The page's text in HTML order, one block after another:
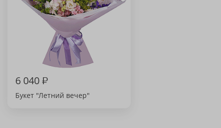
6 040₽
Букет "Летний вечер"